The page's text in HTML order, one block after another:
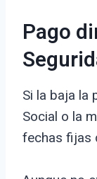
Pago
Si la baja la
Social o la
fechas fijas